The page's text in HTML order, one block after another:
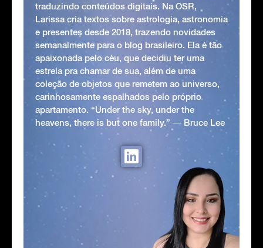
traduzindo conteúdos digitais. Na OSR,
Larissa cria textos sobre astrologia, astronomia
e presentes desde 2018, trazendo novidades
semanalmente para o blog brasileiro. Ela é tão
apaixonada pelo céu, que decidiu ter uma
estrela pra chamar de sua, além de uma
coleção de objetos que remetem ao universo,
carinhosamente espalhados pelo próprio
apartamento. “Under the sky, under the
heavens, there is but one family.” ― Bruce Lee